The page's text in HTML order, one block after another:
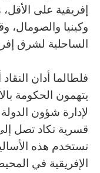
إفريقية على الأقل،
وكينيا
الساحلية لشرق
فلطالما أدان النقاد
يتهمون الحكومة
لإدارة شؤون
قسرية تكاد تصل
تستخدم هذه
الإفريقية في